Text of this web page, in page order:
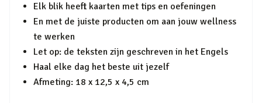
Elk blik heeft kaarten met tips en oefeningen
En met de juiste producten om aan jouw wellness
te werken
Let op: de teksten zijn geschreven in het Engels
Haal elke dag het beste uit jezelf
Afmeting: 18 x 12,5 x 4,5 cm